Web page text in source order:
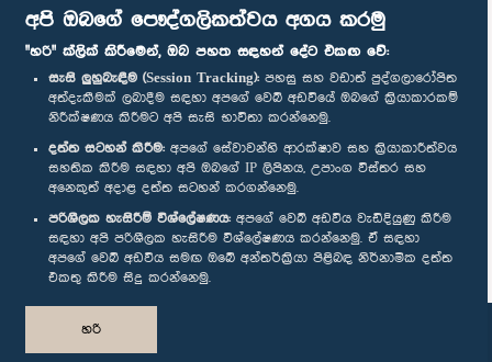
අපි ඔබගේ පෞද්ගලිකත්වය අගය කරමු
"හරි" ක්ලික් කිරීමෙන්, ඔබ පහත සඳහන් දේට එකඟ වේ:
සැසි ලුහුබැඳීම (Session Tracking): පහසු සහ වඩාත් පුද්ගලාරෝපිත
අත්දැකීමක් ලබාදීම සඳහා අපගේ වෙබ් අඩවියේ ඔබගේ ක්‍රියාකාරකම්
නිරීක්ෂණය කිරීමට අපි සැසි භාවිතා කරන්නෙමු.
දත්ත සටහන් කිරීම: අපගේ සේවාවන්හි ආරක්ෂාව සහ ක්‍රියාකාරීත්වය
සහතික කිරීම සඳහා අපි ඔබගේ IP ලිපිනය, උපාංග විස්තර සහ
අනෙකුත් අදාළ දත්ත සටහන් කරගන්නෙමු.
පරිශීලක හැසිරීම් විශ්ලේෂණය: අපගේ වෙබ් අඩවිය වැඩිදියුණු කිරීම
සඳහා අපි පරිශීලක හැසිරීම විශ්ලේෂණය කරන්නෙමු. ඒ සඳහා
අපගේ වෙබ් අඩවිය සමඟ ඔබේ අන්තර්ක්‍රියා පිළිබඳ නිර්නාමික දත්ත
එකතු කිරීම සිදු කරන්නෙමු.
හරි
පාර්ලිමේන්තු ජංගම යෙදුම
අප හා සම්බන්ධ වී සිටින්න :
සම්මාන
පෞද්ගලිකත්ව ප්‍රතිපත්තිය